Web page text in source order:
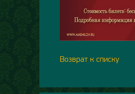
Возврат к списку